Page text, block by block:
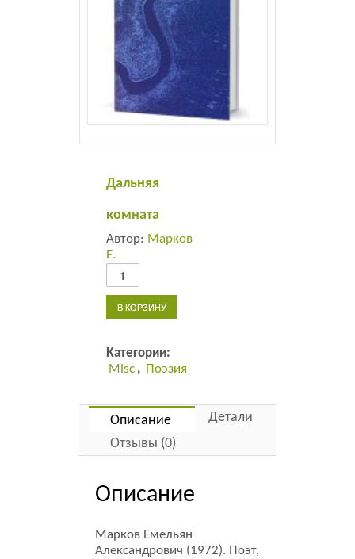
Дальняя
комната
Автор: Марков
Е.
Количество
товара
Дальняя
комната
В КОРЗИНУ
Категории:
Misc , Поэзия
Описание
Детали
Отзывы (0)
Описание
Марков Емельян
Александрович (1972). Поэт,